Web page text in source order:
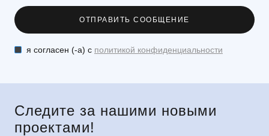
я согласен (-а) с политикой конфиденциальности
Следите за нашими новыми
проектами!